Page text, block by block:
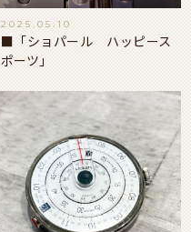
2025.05.10
■「ショパール ハッピース
ポーツ」